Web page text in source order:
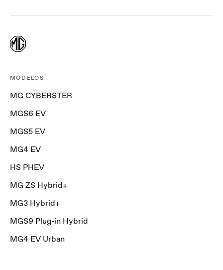
MODELOS
MG CYBERSTER
MGS6 EV
MGS5 EV
MG4 EV
HS PHEV
MG ZS Hybrid+
MG3 Hybrid+
MGS9 Plug-in Hybrid
MG4 EV Urban